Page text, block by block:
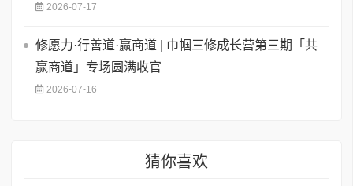
2026-07-17
修愿力·行善道·赢商道 | 巾帼三修成长营第三期「共
赢商道」专场圆满收官
2026-07-16
猜你喜欢